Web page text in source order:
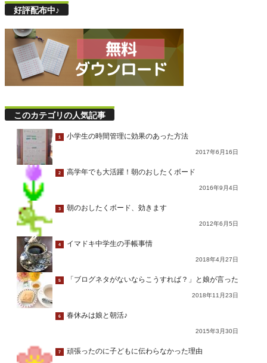
好評配布中♪
このカテゴリの人気記事
1 小学生の時間管理に効果のあった方法
2017年6月16日
2 高学年でも大活躍！朝のおしたくボード
2016年9月4日
3 朝のおしたくボード、効きます
2012年6月5日
4 イマドキ中学生の手帳事情
2018年4月27日
5 「ブログネタがないならこうすれば？」と娘が言った
2018年11月23日
6 春休みは娘と朝活♪
2015年3月30日
7 頑張ったのに子どもに伝わらなかった理由